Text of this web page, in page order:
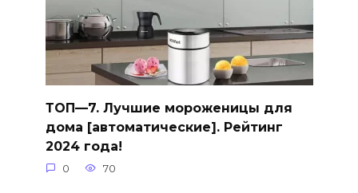
ТОП—7. Лучшие мороженицы для
дома [автоматические]. Рейтинг
2024 года!
0 70